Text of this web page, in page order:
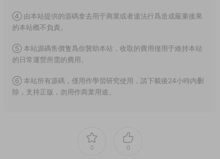
④ 由本站提供的源碼拿去用于商業或者違法行爲造成嚴重後果
的本站概不負責。
⑤ 本站源碼售價隻爲你贊助本站，收取的費用僅用于維持本站
的日常運營所需的費用。
⑥ 本站所有源碼，僅用作學習研究使用，請下載後24小時内删
除，支持正版，勿用作商業用途。
0 0